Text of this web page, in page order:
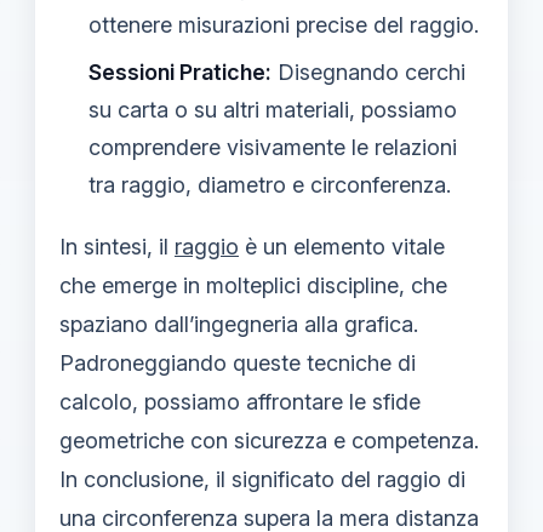
ottenere misurazioni precise del raggio.
Sessioni Pratiche: Disegnando cerchi
su carta o su altri materiali, possiamo
comprendere visivamente le relazioni
tra raggio, diametro e circonferenza.
In sintesi, il raggio è un elemento vitale
che emerge in molteplici discipline, che
spaziano dall’ingegneria alla grafica.
Padroneggiando queste tecniche di
calcolo, possiamo affrontare le sfide
geometriche con sicurezza e competenza.
In conclusione, il significato del raggio di
una circonferenza supera la mera distanza